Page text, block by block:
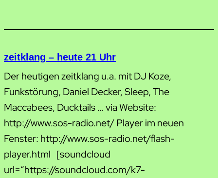
zeitklang – heute 21 Uhr
Der heutigen zeitklang u.a. mit DJ Koze,
Funkstörung, Daniel Decker, Sleep, The
Maccabees, Ducktails … via Website:
http://www.sos-radio.net/ Player im neuen
Fenster: http://www.sos-radio.net/flash-
player.html [soundcloud
url=“https://soundcloud.com/k7-